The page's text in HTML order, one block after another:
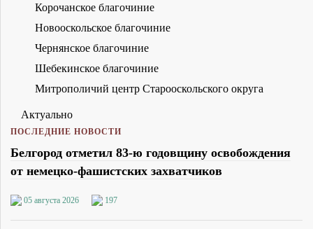
Корочанское благочиние
Новооскольское благочиние
Чернянское благочиние
Шебекинское благочиние
Митрополичий центр Старооскольского округа
Актуально
ПОСЛЕДНИЕ НОВОСТИ
Белгород отметил 83-ю годовщину освобождения
от немецко-фашистских захватчиков
05 августа 2026 197